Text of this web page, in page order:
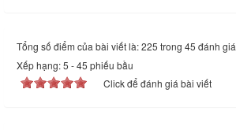
Tổng số điểm của bài viết là: 225 trong 45 đánh giá
Xếp hạng:5 -45 phiếu bầu
Click để đánh giá bài viết